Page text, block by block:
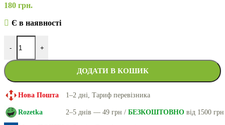
180 грн.
Є в наявності
- +
ДОДАТИ В КОШИК
Нова Пошта 1–2 дні, Тариф перевізника
Rozetka 2–5 днів — 49 грн / БЕЗКОШТОВНО від 1500 грн